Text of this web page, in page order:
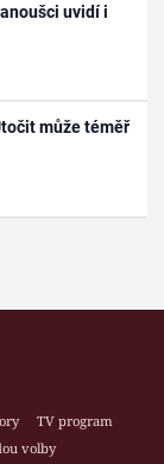
uvidí i
může téměř
TV program
volby